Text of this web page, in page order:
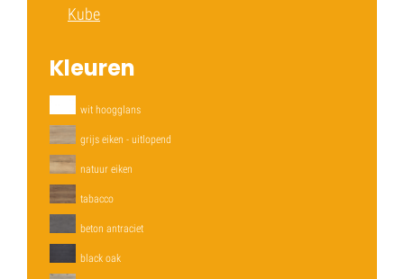
Kube
Kleuren
wit hoogglans
grijs eiken - uitlopend
natuur eiken
tabacco
beton antraciet
black oak